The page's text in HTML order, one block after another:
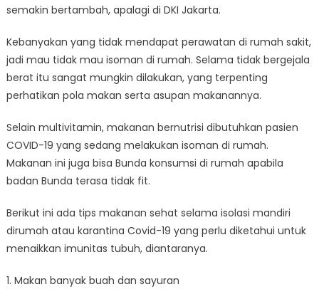
semakin bertambah, apalagi di DKI Jakarta.
Kebanyakan yang tidak mendapat perawatan di rumah sakit,
jadi mau tidak mau isoman di rumah. Selama tidak bergejala
berat itu sangat mungkin dilakukan, yang terpenting
perhatikan pola makan serta asupan makanannya.
Selain multivitamin, makanan bernutrisi dibutuhkan pasien
COVID-19 yang sedang melakukan isoman di rumah.
Makanan ini juga bisa Bunda konsumsi di rumah apabila
badan Bunda terasa tidak fit.
Berikut ini ada tips makanan sehat selama isolasi mandiri
dirumah atau karantina Covid-19 yang perlu diketahui untuk
menaikkan imunitas tubuh, diantaranya.
1. Makan banyak buah dan sayuran